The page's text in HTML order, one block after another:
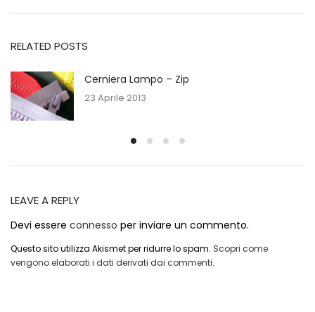
RELATED POSTS
Cerniera Lampo – Zip
23 Aprile 2013
LEAVE A REPLY
Devi essere connesso per inviare un commento.
Questo sito utilizza Akismet per ridurre lo spam. Scopri come
vengono elaborati i dati derivati dai commenti.